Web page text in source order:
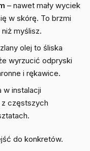
– nawet mały wyciek
w skórę. To brzmi
myślisz.
olej to śliska
wyrzucić odpryski
i rękawice.
w instalacji
częstszych
do konkretów.